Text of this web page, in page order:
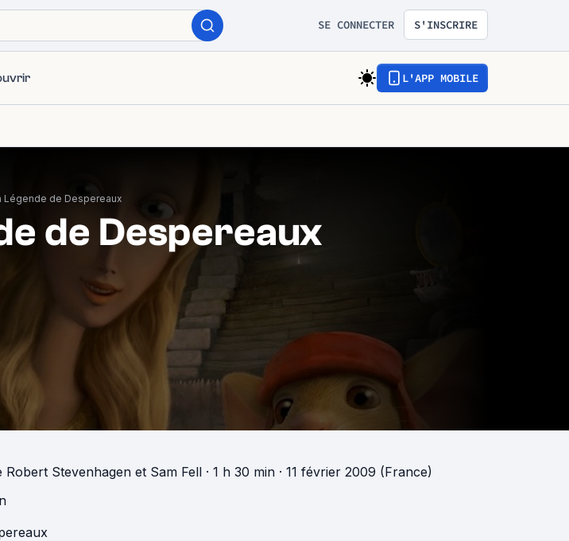
SE CONNECTER S'INSCRIRE
L'APP MOBILE
Légende de Despereaux
de Despereaux
Robert Stevenhagen et Sam Fell · 1 h 30 min · 11 février 2009 (France)